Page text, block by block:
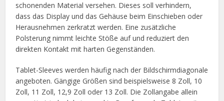
schonenden Material versehen. Dieses soll verhindern,
dass das Display und das Gehäuse beim Einschieben oder
Herausnehmen zerkratzt werden. Eine zusätzliche
Polsterung nimmt leichte Stöße auf und reduziert den
direkten Kontakt mit harten Gegenständen.
Tablet-Sleeves werden häufig nach der Bildschirmdiagonale
angeboten. Gängige Größen sind beispielsweise 8 Zoll, 10
Zoll, 11 Zoll, 12,9 Zoll oder 13 Zoll. Die Zollangabe allein